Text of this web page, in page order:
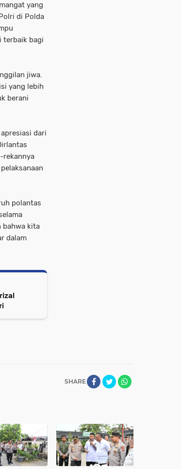
yang
di Polda
terbaik bagi
jiwa.
yang lebih
berani
dari
rekannya
polantas
bahwa kita
dalam
SHARE